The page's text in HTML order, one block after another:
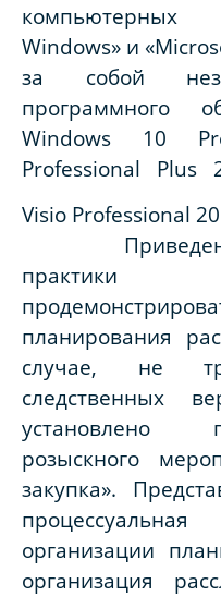
компьютерных
Windows» и
за собой
программного
Windows 10
Professional Plus
Visio Professional
практики
планирования
случае, не
следственных
установлено
розыскного
закупка».
организации
организация